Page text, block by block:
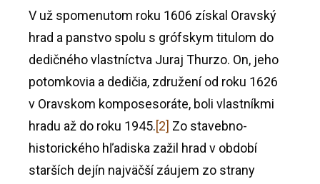
V už spomenutom roku 1606 získal Oravský
hrad a panstvo spolu s grófskym titulom do
dedičného vlastníctva Juraj Thurzo. On, jeho
potomkovia a dedičia, združení od roku 1626
v Oravskom komposesoráte, boli vlastníkmi
hradu až do roku 1945.[2] Zo stavebno-
historického hľadiska zažil hrad v období
starších dejín najväčší záujem zo strany